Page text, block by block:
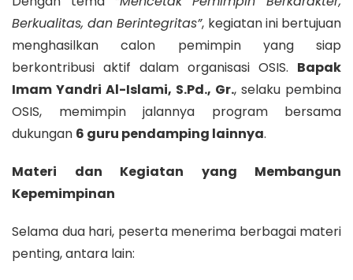
Berkualitas, dan Berintegritas”, kegiatan ini bertujuan
menghasilkan calon pemimpin yang siap
berkontribusi aktif dalam organisasi OSIS. Bapak
Imam Yandri Al-Islami, S.Pd., Gr., selaku pembina
OSIS, memimpin jalannya program bersama
dukungan 6 guru pendamping lainnya.
Materi dan Kegiatan yang Membangun
Kepemimpinan
Selama dua hari, peserta menerima berbagai materi
penting, antara lain: